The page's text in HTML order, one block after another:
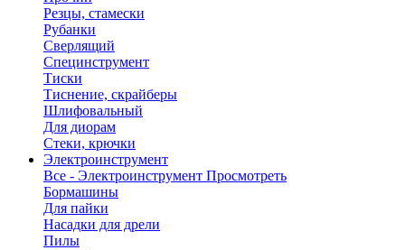
Резцы, стамески
Рубанки
Сверлящий
Специнструмент
Тиски
Тиснение, скрайберы
Шлифовальный
Для диорам
Стеки, крючки
Электроинструмент
Все - Электроинструмент Просмотреть
Бормашины
Для пайки
Насадки для дрели
Пилы